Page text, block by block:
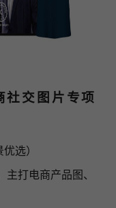
社交图片专项
选）
打电商产品图、